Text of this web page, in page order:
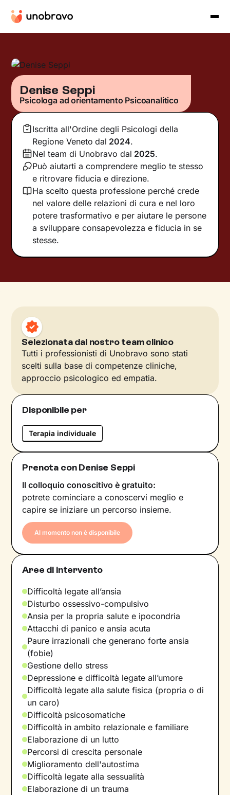
Denise Seppi
Psicologa ad orientamento Psicoanalitico
Iscritta all'Ordine degli Psicologi della
Regione Veneto dal 2024.
Nel team di Unobravo dal 2025.
Può aiutarti a comprendere meglio te stesso
e ritrovare fiducia e direzione.
Ha scelto questa professione perché crede
nel valore delle relazioni di cura e nel loro
potere trasformativo e per aiutare le persone
a sviluppare consapevolezza e fiducia in se
stesse.
Selezionata dal nostro team clinico
Tutti i professionisti di Unobravo sono stati
scelti sulla base di competenze cliniche,
approccio psicologico ed empatia.
Disponibile per
Terapia individuale
Prenota con Denise Seppi
Il colloquio conoscitivo è gratuito:
potrete cominciare a conoscervi meglio e
capire se iniziare un percorso insieme.
Al momento non è disponibile
Aree di intervento
Difficoltà legate all’ansia
Disturbo ossessivo-compulsivo
Ansia per la propria salute e ipocondria
Attacchi di panico e ansia acuta
Paure irrazionali che generano forte ansia
(fobie)
Gestione dello stress
Depressione e difficoltà legate all’umore
Difficoltà legate alla salute fisica (propria o di
un caro)
Difficoltà psicosomatiche
Difficoltà in ambito relazionale e familiare
Elaborazione di un lutto
Percorsi di crescita personale
Miglioramento dell'autostima
Difficoltà legate alla sessualità
Elaborazione di un trauma